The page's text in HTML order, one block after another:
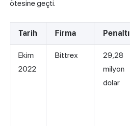
ötesine geçti.
Tarih Firma Penaltı
Ekim
2022
Bittrex
29,28
milyon
dolar